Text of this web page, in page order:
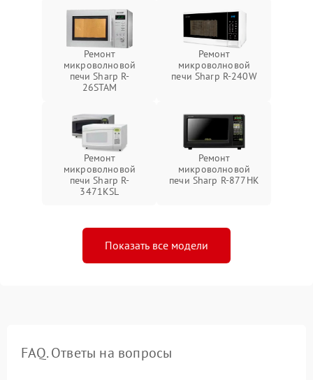
Ремонт
микроволновой
печи Sharp R-
26STAM
Ремонт
микроволновой
печи Sharp R-240W
Ремонт
микроволновой
печи Sharp R-
3471KSL
Ремонт
микроволновой
печи Sharp R-877HK
Показать все модели
FAQ. Ответы на вопросы